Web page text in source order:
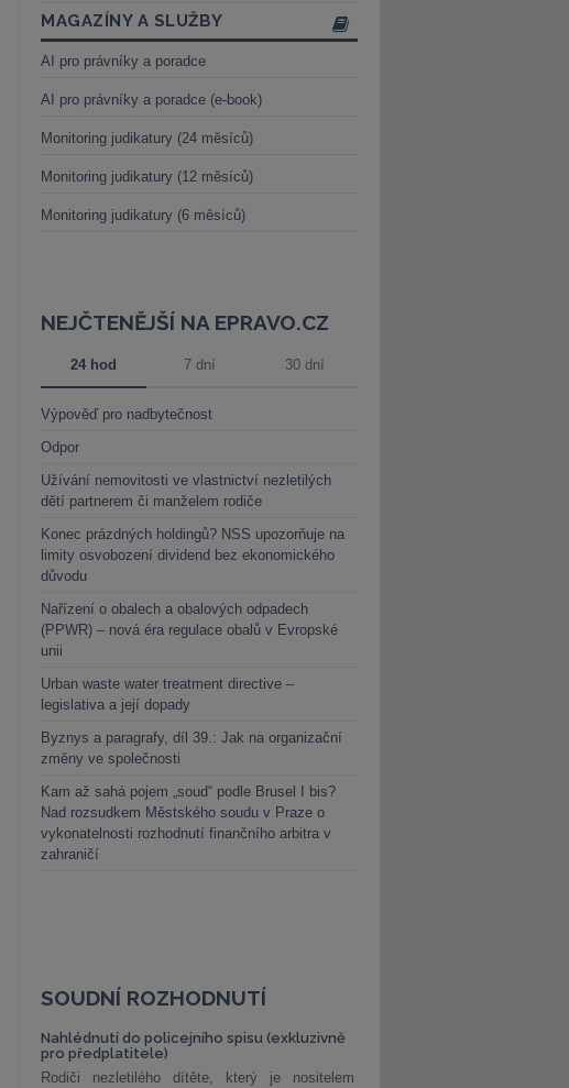
MAGAZÍNY A SLUŽBY
AI pro právníky a poradce
AI pro právníky a poradce (e-book)
Monitoring judikatury (24 měsíců)
Monitoring judikatury (12 měsíců)
Monitoring judikatury (6 měsíců)
NEJČTENĚJŠÍ NA EPRAVO.CZ
24 hod 7 dní 30 dní
Výpověď pro nadbytečnost
Odpor
Užívání nemovitosti ve vlastnictví nezletilých
dětí partnerem či manželem rodiče
Konec prázdných holdingů? NSS upozorňuje na
limity osvobození dividend bez ekonomického
důvodu
Nařízení o obalech a obalových odpadech
(PPWR) – nová éra regulace obalů v Evropské
unii
Urban waste water treatment directive –
legislativa a její dopady
Byznys a paragrafy, díl 39.: Jak na organizační
změny ve společnosti
Kam až sahá pojem „soud“ podle Brusel I bis?
Nad rozsudkem Městského soudu v Praze o
vykonatelnosti rozhodnutí finančního arbitra v
zahraničí
SOUDNÍ ROZHODNUTÍ
Nahlédnutí do policejního spisu (exkluzivně
pro předplatitele)
Rodiči nezletilého dítěte, který je nositelem